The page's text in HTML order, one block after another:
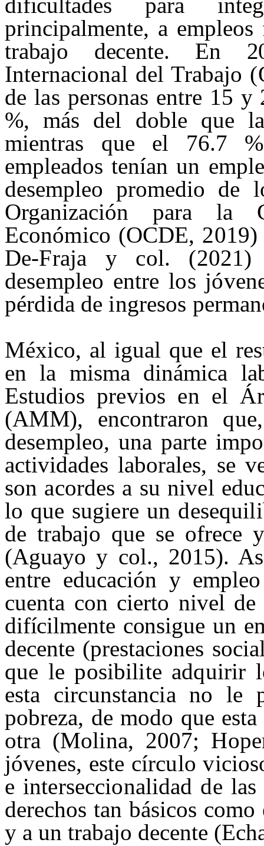
dificultades para
principalmente, a
trabajo decente. En
Internacional del Trabajo
de las personas entre 15
%, más del doble que
mientras que el 76.7
empleados tenían un
desempleo promedio de
Organización para la
Económico (OCDE,
De-Fraja y col. (2021)
desempleo entre los
pérdida de ingresos
México, al igual que el
en la misma dinámica
Estudiosprevios en el
(AMM), encontraron
desempleo,una parte
actividades laborales, se
son acordes a su nivel edu
lo que sugiere un
de trabajo que se ofrece
(Aguayo y col., 2015).
entre educación y
cuenta con cierto nivel
difícilmente consigue un
decente (prestaciones
que le posibilite adquirir
esta circunstancia no le
pobreza, de modo que
otra (Molina, 2007;
jóvenes, este círculo
e interseccionalidad de las
derechos tan básicos
y a un trabajo decente